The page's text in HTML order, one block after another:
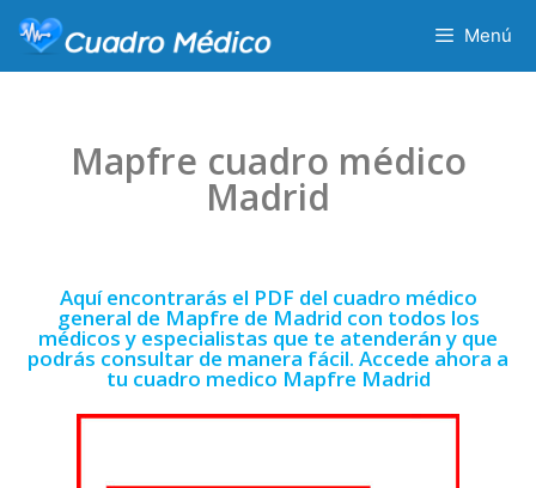
Menú
Mapfre cuadro médico
Madrid
Aquí encontrarás el PDF del cuadro médico
general de Mapfre de Madrid con todos los
médicos y especialistas que te atenderán y que
podrás consultar de manera fácil. Accede ahora a
tu cuadro medico Mapfre Madrid